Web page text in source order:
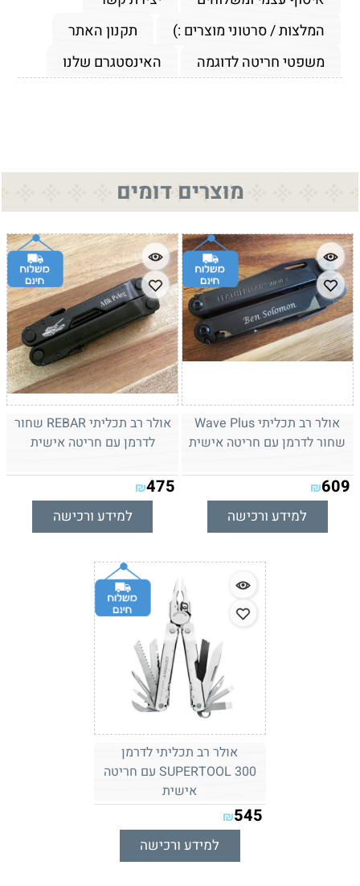
המלצות / סרטוני מוצרים :)
תקנון האתר
משפטי חריטה לדוגמה
האינסטגרם שלנו
מוצרים דומים
אולר רב תכליתי Wave Plus
שחור לדרמן עם חריטה אישית
₪609
למידע ורכישה
אולר רב תכליתי REBAR שחור
לדרמן עם חריטה אישית
₪475
למידע ורכישה
אולר רב תכליתי לדרמן
SUPERTOOL 300 עם חריטה
אישית
₪545
למידע ורכישה